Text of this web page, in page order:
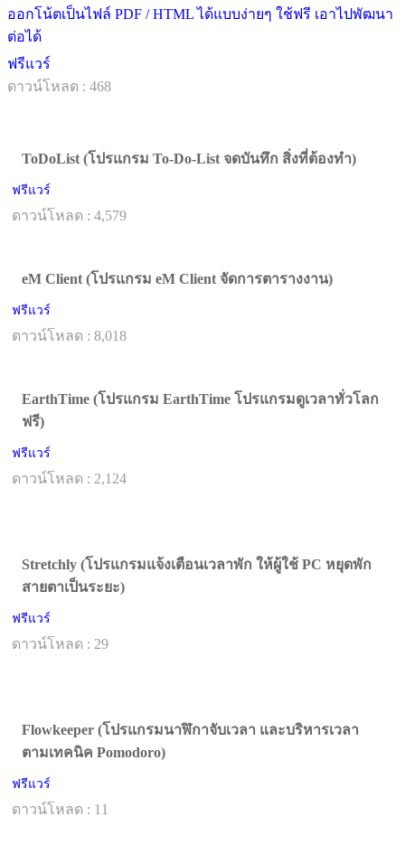
ออกโน้ตเป็นไฟล์ PDF / HTML ได้แบบง่ายๆ ใช้ฟรี เอาไปพัฒนา
ต่อได้
ฟรีแวร์
ดาวน์โหลด : 468
ToDoList (โปรแกรม To-Do-List จดบันทึก สิ่งที่ต้องทำ)
ฟรีแวร์
ดาวน์โหลด : 4,579
eM Client (โปรแกรม eM Client จัดการตารางงาน)
ฟรีแวร์
ดาวน์โหลด : 8,018
EarthTime (โปรแกรม EarthTime โปรแกรมดูเวลาทั่วโลก
ฟรี)
ฟรีแวร์
ดาวน์โหลด : 2,124
Stretchly (โปรแกรมแจ้งเตือนเวลาพัก ให้ผู้ใช้ PC หยุดพัก
สายตาเป็นระยะ)
ฟรีแวร์
ดาวน์โหลด : 29
Flowkeeper (โปรแกรมนาฬิกาจับเวลา และบริหารเวลา
ตามเทคนิค Pomodoro)
ฟรีแวร์
ดาวน์โหลด : 11